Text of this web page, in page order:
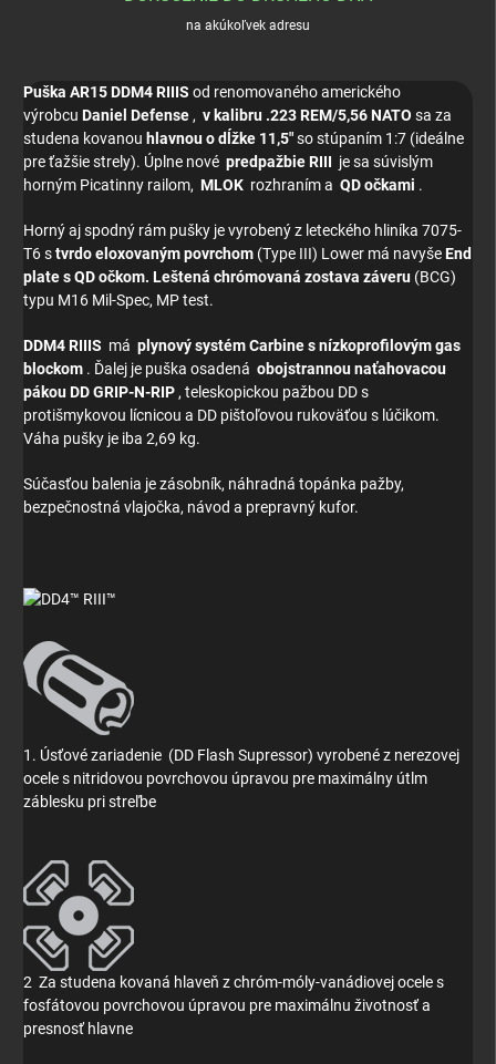
na akúkoľvek adresu
Puška AR15 DDM4 RIIIS od renomovaného amerického
výrobcu Daniel Defense, v kalibru .223 REM/5,56 NATO sa za
studena kovanou hlavnou o dĺžke 11,5"so stúpaním 1:7 (ideálne
pre ťažšie strely). Úplne nové predpažbie RIII je sa súvislým
horným Picatinny railom, MLOK rozhraním a QD očkami .
Horný aj spodný rám pušky je vyrobený z leteckého hliníka 7075-
T6 stvrdo eloxovaným povrchom (Type III) Lower má navyšeEnd
plate s QD očkom. Leštená chrómovaná zostava záveru (BCG)
typu M16 Mil-Spec, MP test.
DDM4 RIIIS má plynový systém Carbine s nízkoprofilovým gas
blockom . Ďalej je puška osadená obojstrannou naťahovacou
pákou DD GRIP-N-RIP, teleskopickou pažbou DD s
protišmykovou lícnicou a DD pištoľovou rukoväťou s lúčikom.
Váha pušky je iba 2,69 kg.
Súčasťou balenia je zásobník, náhradná topánka pažby,
bezpečnostná vlajočka, návod a prepravný kufor.
1. Úsťové zariadenie (DD Flash Supressor) vyrobené z nerezovej
ocele s nitridovou povrchovou úpravou pre maximálny útlm
záblesku pri streľbe
2 Za studena kovaná hlaveň z chróm-móly-vanádiovej ocele s
fosfátovou povrchovou úpravou pre maximálnu životnosť a
presnosť hlavne